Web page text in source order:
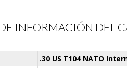
INFORMACIÓN DEL
.30 US T104 NATO